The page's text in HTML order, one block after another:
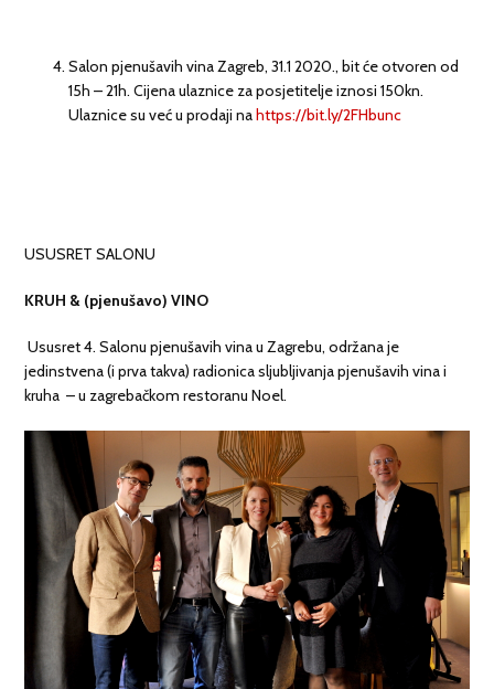
Salon pjenušavih vina Zagreb, 31.1 2020., bit će otvoren od
15h – 21h. Cijena ulaznice za posjetitelje iznosi 150kn.
Ulaznice su već u prodaji nahttps://bit.ly/2FHbunc
USUSRET SALONU
KRUH & (pjenušavo) VINO
Ususret 4. Salonu pjenušavih vina u Zagrebu, održana je
jedinstvena (i prva takva) radionica sljubljivanja pjenušavih vina i
kruha – u zagrebačkom restoranu Noel.